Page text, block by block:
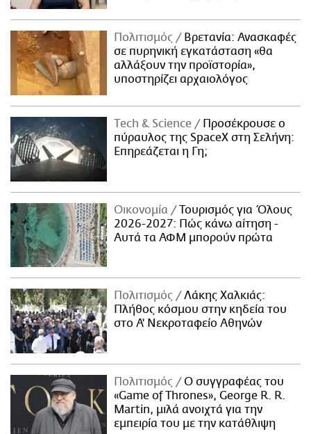
Πολιτισμός
Βρετανία: Ανασκαφές
σε πυρηνική εγκατάσταση «θα
αλλάξουν την προϊστορία»,
υποστηρίζει αρχαιολόγος
Τech & Science
Προσέκρουσε ο
πύραυλος της SpaceX στη Σελήνη:
Επηρεάζεται η Γη;
Οικονομία
Τουρισμός για Όλους
2026-2027: Πώς κάνω αίτηση -
Αυτά τα ΑΦΜ μπορούν πρώτα
Πολιτισμός
Λάκης Χαλκιάς:
Πλήθος κόσμου στην κηδεία του
στο Α' Νεκροταφείο Αθηνών
Πολιτισμός
Ο συγγραφέας του
«Game of Thrones», George R. R.
Martin, μιλά ανοιχτά για την
εμπειρία του με την κατάθλιψη